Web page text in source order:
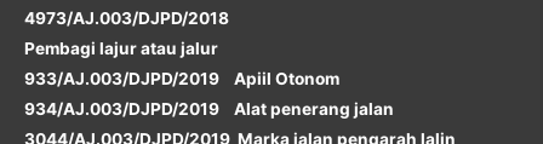
4973/AJ.003/DJPD/2018
Pembagi lajur atau jalur
933/AJ.003/DJPD/2019 Apiil Otonom
934/AJ.003/DJPD/2019 Alat penerang jalan
3044/AJ.003/DJPD/2019 Marka jalan pengarah lalin